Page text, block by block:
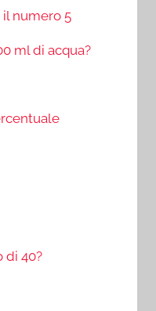
numero 5
ml di acqua?
di 40?